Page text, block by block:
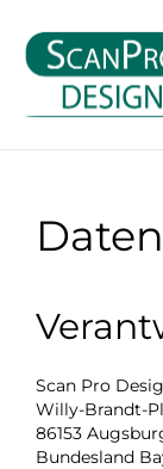
Scan Pro
Willy-Brandt-
86153
Bundesland